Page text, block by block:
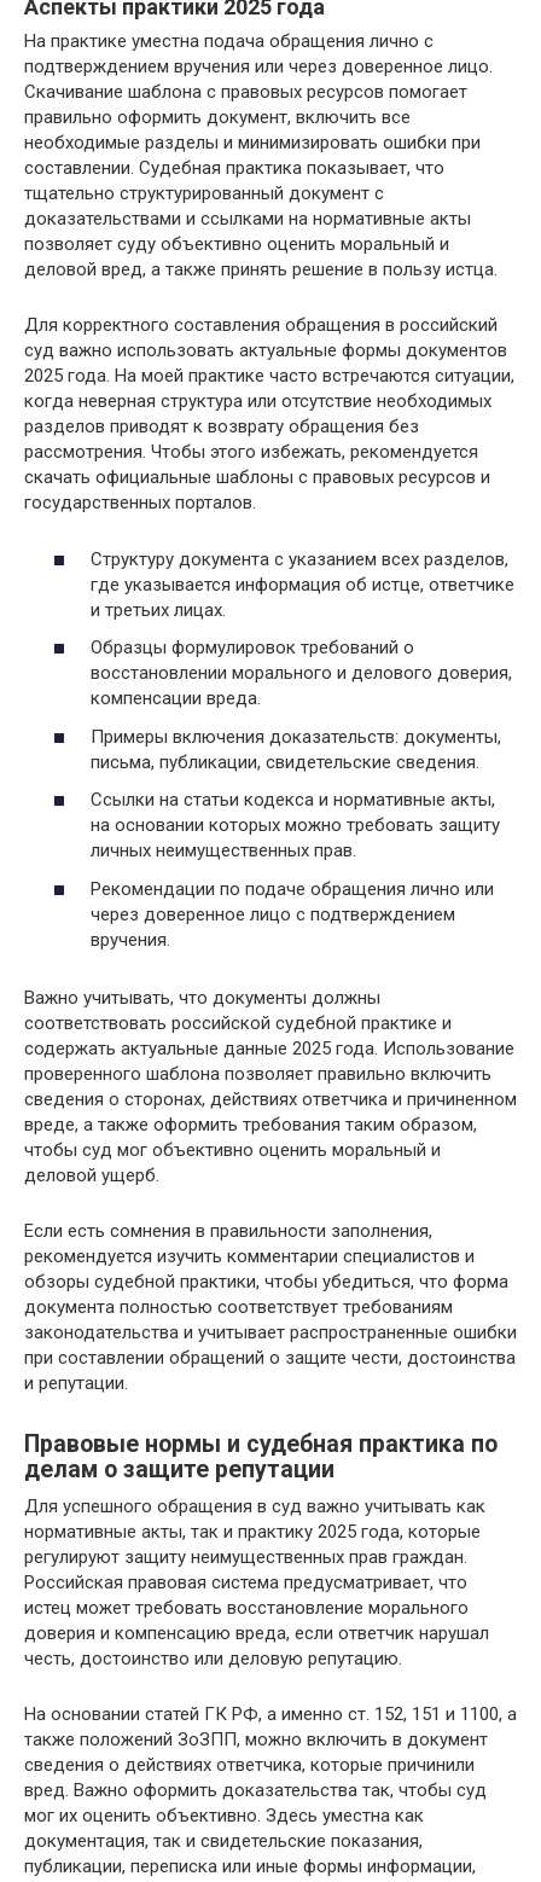
Аспекты практики 2025 года
На практике уместна подача обращения лично с
подтверждением вручения или через доверенное лицо.
Скачивание шаблона с правовых ресурсов помогает
правильно оформить документ, включить все
необходимые разделы и минимизировать ошибки при
составлении. Судебная практика показывает, что
тщательно структурированный документ с
доказательствами и ссылками на нормативные акты
позволяет суду объективно оценить моральный и
деловой вред, а также принять решение в пользу истца.
Для корректного составления обращения в российский
суд важно использовать актуальные формы документов
2025 года. На моей практике часто встречаются ситуации,
когда неверная структура или отсутствие необходимых
разделов приводят к возврату обращения без
рассмотрения. Чтобы этого избежать, рекомендуется
скачать официальные шаблоны с правовых ресурсов и
государственных порталов.
Структуру документа с указанием всех разделов,
где указывается информация об истце, ответчике
и третьих лицах.
Образцы формулировок требований о
восстановлении морального и делового доверия,
компенсации вреда.
Примеры включения доказательств: документы,
письма, публикации, свидетельские сведения.
Ссылки на статьи кодекса и нормативные акты,
на основании которых можно требовать защиту
личных неимущественных прав.
Рекомендации по подаче обращения лично или
через доверенное лицо с подтверждением
вручения.
Важно учитывать, что документы должны
соответствовать российской судебной практике и
содержать актуальные данные 2025 года. Использование
проверенного шаблона позволяет правильно включить
сведения о сторонах, действиях ответчика и причиненном
вреде, а также оформить требования таким образом,
чтобы суд мог объективно оценить моральный и
деловой ущерб.
Если есть сомнения в правильности заполнения,
рекомендуется изучить комментарии специалистов и
обзоры судебной практики, чтобы убедиться, что форма
документа полностью соответствует требованиям
законодательства и учитывает распространенные ошибки
при составлении обращений о защите чести, достоинства
и репутации.
Правовые нормы и судебная практика по
делам о защите репутации
Для успешного обращения в суд важно учитывать как
нормативные акты, так и практику 2025 года, которые
регулируют защиту неимущественных прав граждан.
Российская правовая система предусматривает, что
истец может требовать восстановление морального
доверия и компенсацию вреда, если ответчик нарушал
честь, достоинство или деловую репутацию.
На основании статей ГК РФ, а именно ст. 152, 151 и 1100, а
также положений ЗоЗПП, можно включить в документ
сведения о действиях ответчика, которые причинили
вред. Важно оформить доказательства так, чтобы суд
мог их оценить объективно. Здесь уместна как
документация, так и свидетельские показания,
публикации, переписка или иные формы информации,